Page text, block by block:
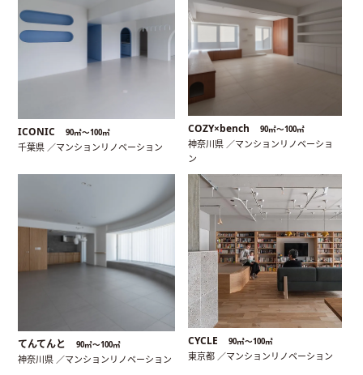
ICONIC 90㎡〜100㎡
千葉県 ／マンションリノベーション
COZY×bench 90㎡〜100㎡
神奈川県 ／マンションリノベーショ
ン
てんてんと 90㎡〜100㎡
神奈川県 ／マンションリノベーション
CYCLE 90㎡〜100㎡
東京都 ／マンションリノベーション